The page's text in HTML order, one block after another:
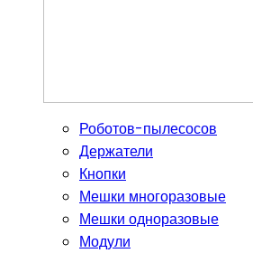
Роботов-пылесосов
Держатели
Кнопки
Мешки многоразовые
Мешки одноразовые
Модули